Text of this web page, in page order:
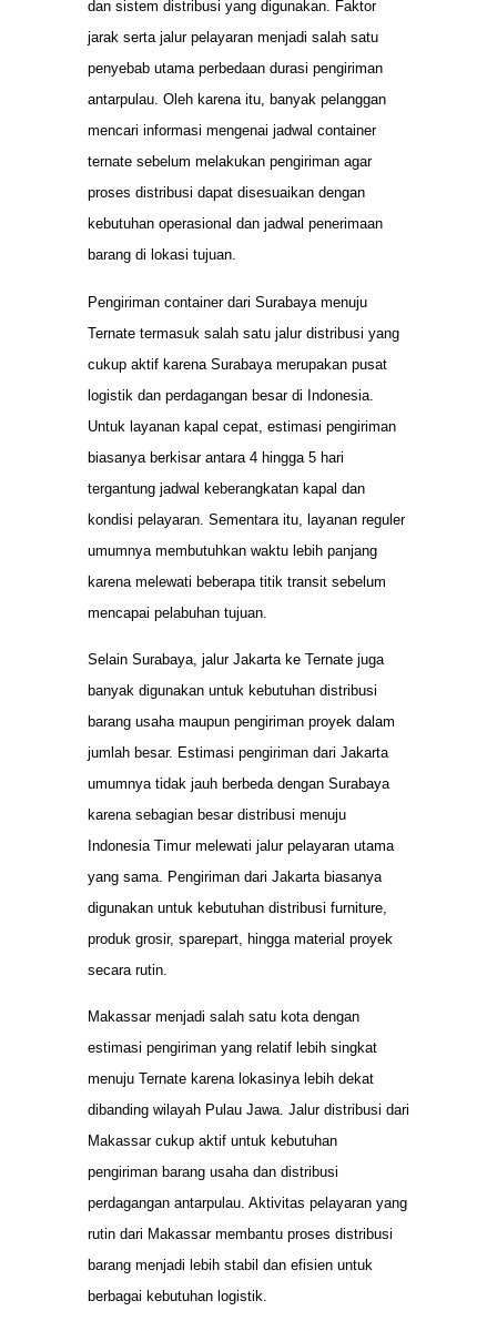
dan sistem distribusi yang digunakan. Faktor
jarak serta jalur pelayaran menjadi salah satu
penyebab utama perbedaan durasi pengiriman
antarpulau. Oleh karena itu, banyak pelanggan
mencari informasi mengenai jadwal container
ternate sebelum melakukan pengiriman agar
proses distribusi dapat disesuaikan dengan
kebutuhan operasional dan jadwal penerimaan
barang di lokasi tujuan.
Pengiriman container dari Surabaya menuju
Ternate termasuk salah satu jalur distribusi yang
cukup aktif karena Surabaya merupakan pusat
logistik dan perdagangan besar di Indonesia.
Untuk layanan kapal cepat, estimasi pengiriman
biasanya berkisar antara 4 hingga 5 hari
tergantung jadwal keberangkatan kapal dan
kondisi pelayaran. Sementara itu, layanan reguler
umumnya membutuhkan waktu lebih panjang
karena melewati beberapa titik transit sebelum
mencapai pelabuhan tujuan.
Selain Surabaya, jalur Jakarta ke Ternate juga
banyak digunakan untuk kebutuhan distribusi
barang usaha maupun pengiriman proyek dalam
jumlah besar. Estimasi pengiriman dari Jakarta
umumnya tidak jauh berbeda dengan Surabaya
karena sebagian besar distribusi menuju
Indonesia Timur melewati jalur pelayaran utama
yang sama. Pengiriman dari Jakarta biasanya
digunakan untuk kebutuhan distribusi furniture,
produk grosir, sparepart, hingga material proyek
secara rutin.
Makassar menjadi salah satu kota dengan
estimasi pengiriman yang relatif lebih singkat
menuju Ternate karena lokasinya lebih dekat
dibanding wilayah Pulau Jawa. Jalur distribusi dari
Makassar cukup aktif untuk kebutuhan
pengiriman barang usaha dan distribusi
perdagangan antarpulau. Aktivitas pelayaran yang
rutin dari Makassar membantu proses distribusi
barang menjadi lebih stabil dan efisien untuk
berbagai kebutuhan logistik.